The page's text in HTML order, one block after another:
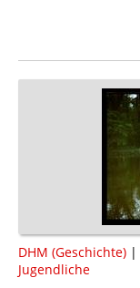
DHM (Geschichte) |
Jugendliche